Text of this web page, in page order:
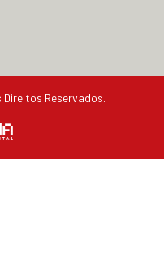
Reservados.